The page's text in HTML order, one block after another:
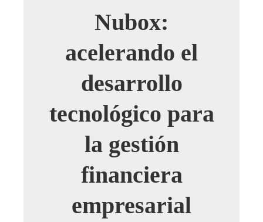
Nubox:
acelerando el
desarrollo
tecnológico para
la gestión
financiera
empresarial